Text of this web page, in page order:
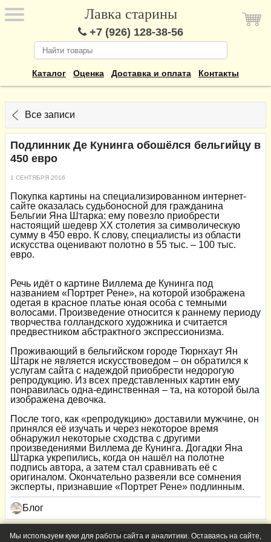
Лавка старины
+7 (926) 128-38-56
Каталог Оценка Доставка и оплата Контакты
Все записи
Подлинник Де Кунинга обошёлся бельгийцу в
450 евро
1 СЕНТЯБРЯ 2016
Покупка картины на специализированном интернет-
сайте оказалась судьбоносной для гражданина
Бельгии Яна Штарка: ему повезло приобрести
настоящий шедевр XX столетия за символическую
сумму в 450 евро. К слову, специалисты из области
искусства оценивают полотно в 55 тыс. – 100 тыс.
евро.
Речь идёт о картине Виллема де Кунинга под
названием «Портрет Рене», на которой изображена
одетая в красное платье юная особа с темными
волосами. Произведение относится к раннему периоду
творчества голландского художника и считается
предвестником абстрактного экспрессионизма.
Проживающий в бельгийском городе Тюрнхаут Ян
Штарк не является искусствоведом – он обратился к
услугам сайта с надеждой приобрести недорогую
репродукцию. Из всех представленных картин ему
понравилась одна-единственная – та, на которой была
изображена девочка.
После того, как «репродукцию» доставили мужчине, он
принялся её изучать и через некоторое время
обнаружил некоторые сходства с другими
произведениями Виллема де Кунинга. Догадки Яна
Штарка укрепились, когда он нашёл на полотне
подпись автора, а затем стал сравнивать её с
оригиналом. Окончательно развеяли все сомнения
эксперты, признавшие «Портрет Рене» подлинным.
Блог
Мы используем куки для работы сайта и аналитики. Оставаясь на сайте,